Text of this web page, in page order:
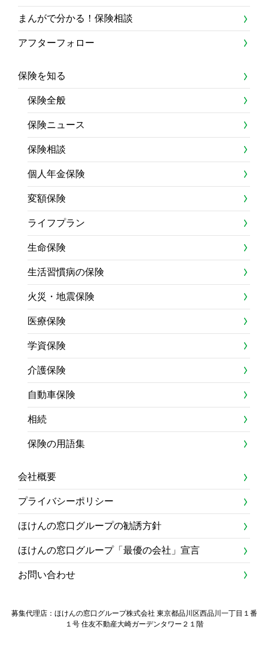
まんがで分かる！保険相談
アフターフォロー
保険を知る
保険全般
保険ニュース
保険相談
個人年金保険
変額保険
ライフプラン
生命保険
生活習慣病の保険
火災・地震保険
医療保険
学資保険
介護保険
自動車保険
相続
保険の用語集
会社概要
プライバシーポリシー
ほけんの窓口グループの勧誘方針
ほけんの窓口グループ「最優の会社」宣言
お問い合わせ
募集代理店：ほけんの窓口グループ株式会社 東京都品川区西品川一丁目１番
１号 住友不動産大崎ガーデンタワー２１階